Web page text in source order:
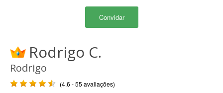
Convidar
Rodrigo C.
Rodrigo
(4.6 - 55 avaliações)